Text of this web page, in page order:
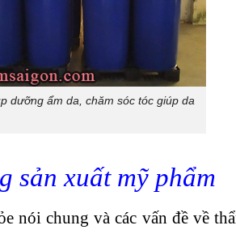
dưỡng ẩm da, chăm sóc tóc giúp da
sản xuất mỹ phẩm
nói chung và các vấn đề về